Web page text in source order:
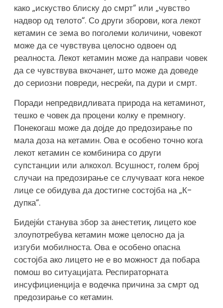
како „искуство блиску до смрт“ или „чувство
надвор од телото“. Со други зборови, кога лекот
кетамин се зема во поголеми количини, човекот
може да се чувствува целосно одвоен од
реалноста. Лекот кетамин може да направи човек
да се чувствува вкочанет, што може да доведе
до сериозни повреди, несреќи, па дури и смрт.
Поради непредвидливата природа на кетаминот,
тешко е човек да процени колку е премногу.
Понекогаш може да дојде до предозирање по
мала доза на кетамин. Ова е особено точно кога
лекот кетамин се комбинира со други
супстанции или алкохол. Всушност, голем број
случаи на предозирање се случуваат кога некое
лице се обидува да достигне состојба на „К-
дупка“.
Бидејќи станува збор за анестетик, лицето кое
злоупотребува кетамин може целосно да ја
изгуби мобилноста. Ова е особено опасна
состојба ако лицето не е во можност да побара
помош во ситуацијата. Респираторната
инсуфициенција е водечка причина за смрт од
предозирање со кетамин.